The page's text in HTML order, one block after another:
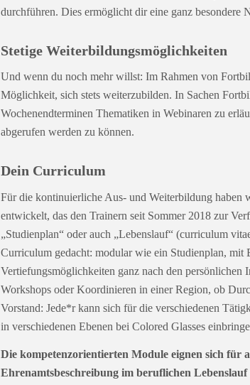
durchführen. Dies ermöglicht dir eine ganz besondere
Stetige Weiterbildungsmöglichkeiten
Und wenn du noch mehr willst: Im Rahmen von
Möglichkeit, sich stets weiterzubilden. In Sachen
Wochenendterminen Thematiken in Webinaren zu
abgerufen werden zu können.
Dein Curriculum
Für die kontinuierliche Aus- und Weiterbildung haben
entwickelt, das den Trainern seit Sommer 2018 zur
„Studienplan“ oder auch „Lebenslauf“ (curriculum
Curriculum gedacht: modular wie ein Studienplan, mit
Vertiefungsmöglichkeiten ganz nach den persönlichen
Workshops oder Koordinieren in einer Region, ob
Vorstand: Jede*r kann sich für die verschiedenen
in verschiedenen Ebenen bei Colored Glasses
Die kompetenzorientierten Module eignen sich für
Ehrenamtsbeschreibung im beruflichen Lebenslauf